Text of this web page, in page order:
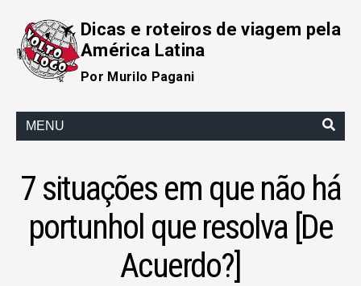
Dicas e roteiros de viagem pela
América Latina
Por Murilo Pagani
MENU
7 situações em que não há
portunhol que resolva [De
Acuerdo?]